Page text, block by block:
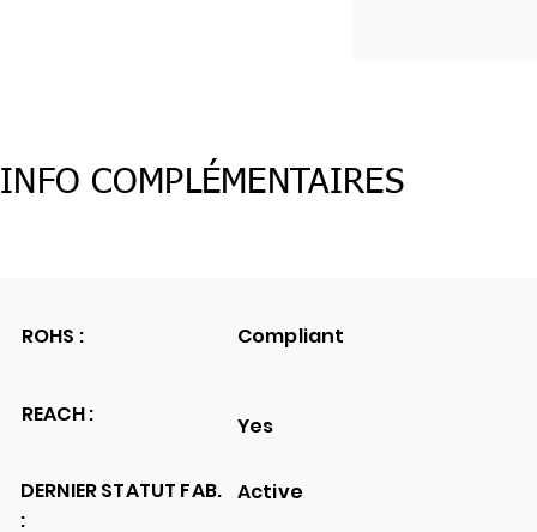
INFO COMPLÉMENTAIRES
ROHS : Compliant
REACH :
DERNIER STATUT FAB.
:
Yes
Active